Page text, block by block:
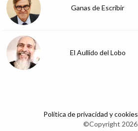
Ganas de Escribir
El Aullido del Lobo
Política de privacidad y cookies
©Copyright 2026